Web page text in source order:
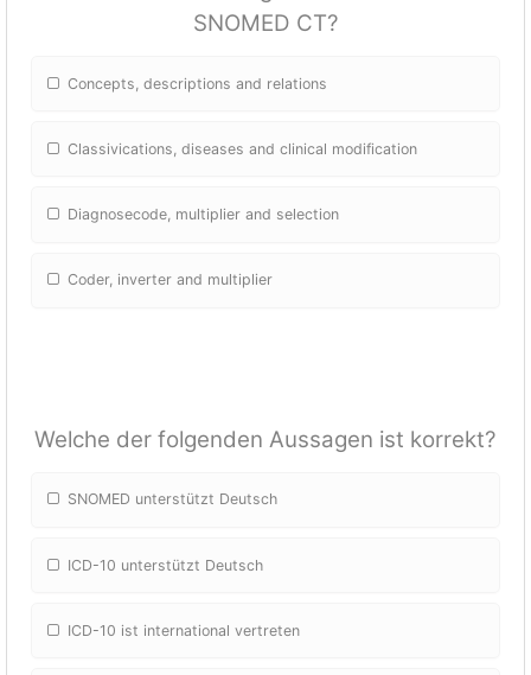
SNOMED CT?
Concepts, descriptions and relations
Classivications, diseases and clinical modification
Diagnosecode, multiplier and selection
Coder, inverter and multiplier
Welche der folgenden Aussagen ist korrekt?
SNOMED unterstützt Deutsch
ICD-10 unterstützt Deutsch
ICD-10 ist international vertreten